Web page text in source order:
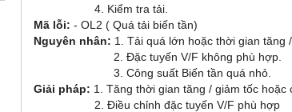
4. Kiểm tra tải.
Mã lỗi: - OL2 ( Quá tải biến tần)
Nguyên nhân: 1. Tải quá lớn hoặc thời gian tăng
2. Đặc tuyến V/F không phù hợp.
3. Công suất Biến tần quá nhỏ.
Giải pháp: 1. Tăng thời gian tăng / giảm tốc
2. Điều chỉnh đặc tuyến V/F phù hợp